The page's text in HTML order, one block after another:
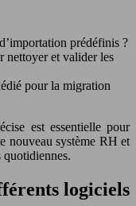
prédéfinis ?
nettoyer et valider les
pour la migration
est essentielle pour
nouveau système RH et
quotidiennes.
logiciels